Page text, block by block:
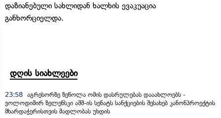
დაზიანებული სახლიდან ხალხის ევაკუაცია
განხორციელდა.
დღის სიახლეები
23:58 აგრესორზე ზეწოლა ომის დასრულებას დააახლოებს -
ვოლოდიმირ ზელენსკი აშშ-ის სენატს სანქციების შესახებ კანონპროექტის
მხარდაჭერისთვის მადლობას უხდის